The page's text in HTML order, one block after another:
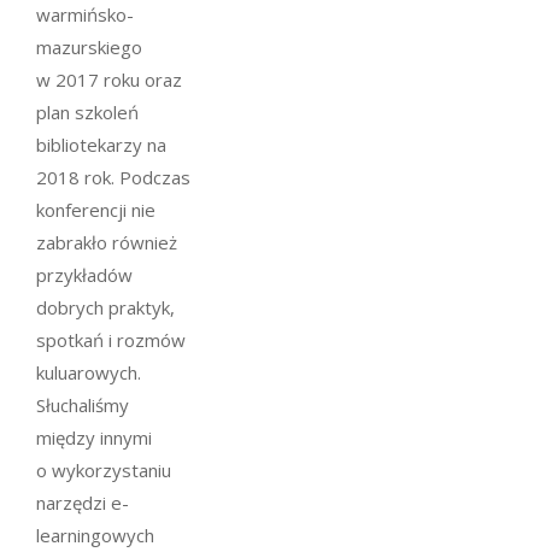
warmińsko-
mazurskiego
w 2017 roku oraz
plan szkoleń
bibliotekarzy na
2018 rok. Podczas
konferencji nie
zabrakło również
przykładów
dobrych praktyk,
spotkań i rozmów
kuluarowych.
Słuchaliśmy
między innymi
o wykorzystaniu
narzędzi e-
learningowych